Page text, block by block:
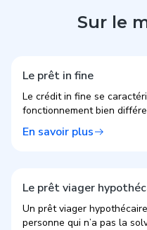
Sur le
Le prêt in fine
Le crédit in fine se
fonctionnement bien
En savoir plus
Le prêt viager
Un prêt viager
personne qui n’a pas la